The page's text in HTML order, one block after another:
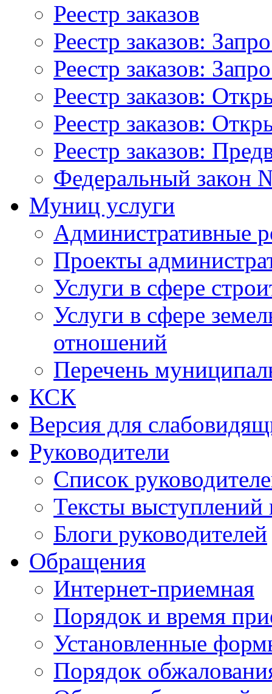
Реестр заказов
Реестр заказов:
Реестр заказов:
Реестр заказов:
Реестр заказов:
Реестр заказов:
Федеральный закон
Муниц услуги
Административные
Проекты
Услуги в сфере
Услуги в сфере
отношений
Перечень
КСК
Версия для
Руководители
Список
Тексты выступлений
Блоги руководителей
Обращения
Интернет-приемная
Порядок и время
Установленные
Порядок